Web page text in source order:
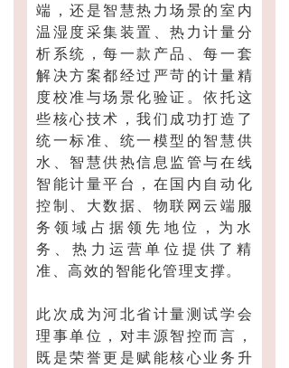
端，还是智慧热力场景的室内
温湿度采集装置、热力计量分
析系统，每一款产品、每一套
解决方案都经过严苛的计量精
度校准与场景化验证。依托这
些核心技术，我们成功打造了
统一标准、统一模型的智慧供
水、智慧供热信息监管与在线
智能计量平台，在国内自动化
控制、大数据、物联网云端服
务领域占据领先地位，为水
务、热力运营单位提供了精
准、高效的智能化管理支撑。
此次成为河北省计量测试学会
理事单位，对丰源智控而言，
既是荣誉更是赋能核心业务升